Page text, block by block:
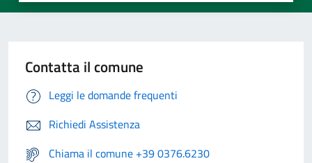
Contatta il comune
Leggi le domande frequenti
Richiedi Assistenza
Chiama il comune +39 0376.6230